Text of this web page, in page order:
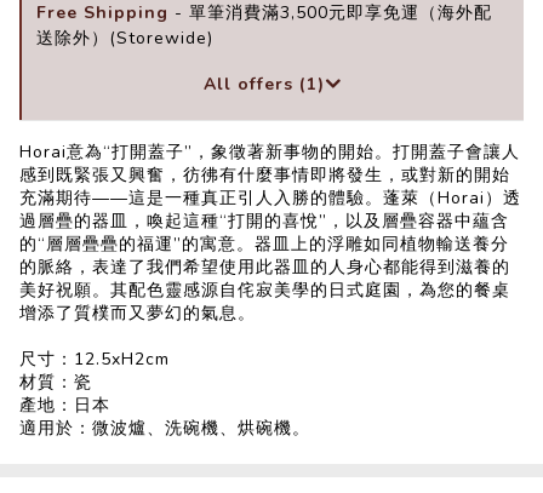
Free Shipping - 單筆消費滿3,500元即享免運（海外配
送除外）(Storewide)
All offers (1)
Horai意為“打開蓋子”，象徵著新事物的開始。打開蓋子會讓人
感到既緊張又興奮，彷彿有什麼事情即將發生，或對新的開始
充滿期待——這是一種真正引人入勝的體驗。蓬萊（Horai）透
過層疊的器皿，喚起這種“打開的喜悅”，以及層疊容器中蘊含
的“層層疊疊的福運”的寓意。器皿上的浮雕如同植物輸送養分
的脈絡，表達了我們希望使用此器皿的人身心都能得到滋養的
美好祝願。其配色靈感源自侘寂美學的日式庭園，為您的餐桌
增添了質樸而又夢幻的氣息。
尺寸：12.5xH2cm
材質：瓷
產地：日本
適用於：微波爐、洗碗機、烘碗機。